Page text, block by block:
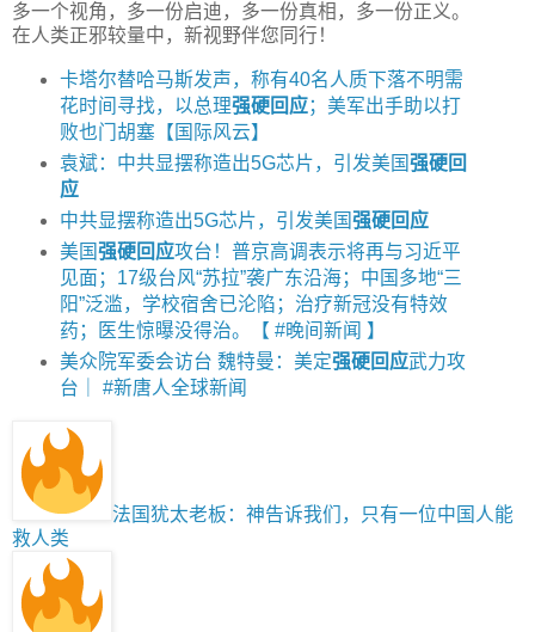
多一个视角，多一份启迪，多一份真相，多一份正义。
在人类正邪较量中，新视野伴您同行！
卡塔尔替哈马斯发声，称有40名人质下落不明需
花时间寻找，以总理强硬回应；美军出手助以打
败也门胡塞【国际风云】
袁斌：中共显摆称造出5G芯片，引发美国强硬回
应
中共显摆称造出5G芯片，引发美国强硬回应
美国强硬回应攻台！普京高调表示将再与习近平
见面；17级台风“苏拉”袭广东沿海；中国多地“三
阳”泛滥，学校宿舍已沦陷；治疗新冠没有特效
药；医生惊曝没得治。【 #晚间新闻 】
美众院军委会访台 魏特曼：美定强硬回应武力攻
台｜ #新唐人全球新闻
法国犹太老板：神告诉我们，只有一位中国人能
救人类